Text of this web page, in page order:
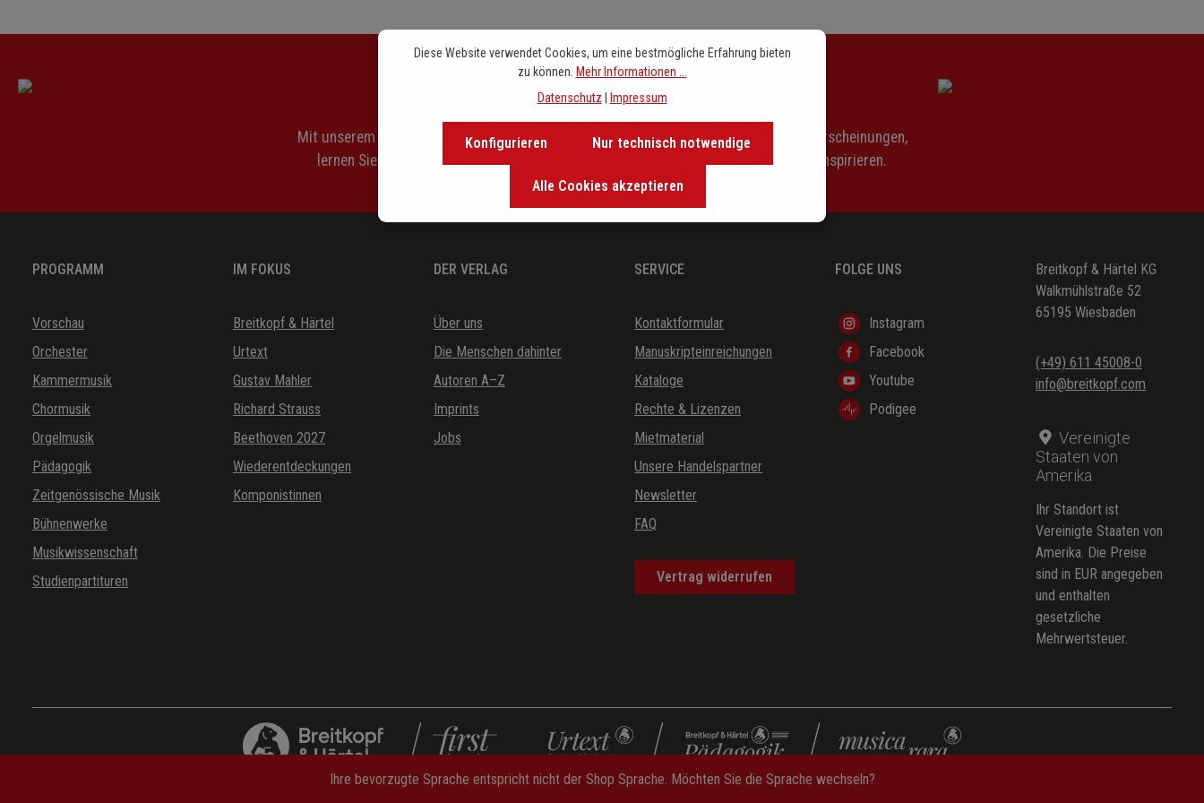
Newsletter abonnieren
Mit unserem Newsletter sind Sie den entscheidenen Takt voraus. Entdecken Sie Neuerscheinungen,
lernen Sie Hintergründe kennen und lassen Sie sich von exklusiven Empfehlungen inspirieren.
PROGRAMM
Vorschau
Orchester
Kammermusik
Chormusik
Orgelmusik
Pädagogik
Zeitgenössische Musik
Bühnenwerke
Musikwissenschaft
Studienpartituren
IM FOKUS
Breitkopf & Härtel
Urtext
Gustav Mahler
Richard Strauss
Beethoven 2027
Wiederentdeckungen
Komponistinnen
DER VERLAG
Über uns
Die Menschen dahinter
Autoren A–Z
Imprints
Jobs
SERVICE
Kontaktformular
Manuskripteinreichungen
Kataloge
Rechte & Lizenzen
Mietmaterial
Unsere Handelspartner
Newsletter
FAQ
Vertrag widerrufen
FOLGE UNS
Instagram
Facebook
Youtube
Podigee
Breitkopf & Härtel KG
Walkmühlstraße 52
65195 Wiesbaden
(+49) 611 45008-0
info@breitkopf.com
Vereinigte
Staaten von
Amerika
Ihr Standort ist
Vereinigte Staaten von
Amerika. Die Preise
sind in EUR angegeben
und enthalten
gesetzliche
Mehrwertsteuer.
Ihre bevorzugte Sprache entspricht nicht der Shop Sprache. Möchten Sie die Sprache wechseln?
Diese Website verwendet Cookies, um eine bestmögliche Erfahrung bieten
zu können. Mehr Informationen ...
Datenschutz
Impressum
Nur technisch notwendige
Konfigurieren
Alle Cookies akzeptieren